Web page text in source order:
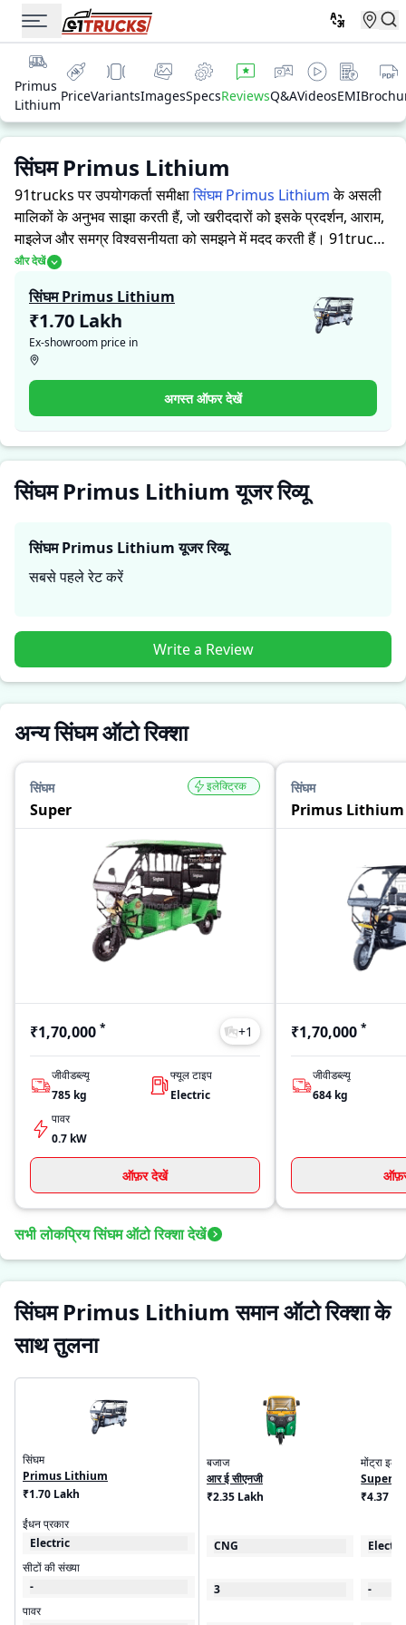
Primus
Lithium
PriceVariantsImagesSpecsReviewsQ&AVideosEMI
सिंघम Primus Lithium
91trucks पर उपयोगकर्ता समीक्षासिंघम Primus Lithium के असली
मालिकों के अनुभव साझा करती हैं, जो खरीददारों को इसके प्रदर्शन, आराम,
माइलेज और समग्र विश्वसनीयता को समझने में मदद करती हैं। 91trucks
खरीददारों और मालिकों को सूचित निर्णय लेने में सहायता करने के लिए
और कमजोरियों पर आधारित मूल्यांकन के साथ-साथ, इस प्लेटफ़ॉर्म पर एक
विशेष सेक्शन है जहाँ असली मालिक सिंघम Primus Lithium के साथ
अपने अनुभव साझा करते हैं। ये सीधे अनुभव प्रदर्शन, आराम, माइलेज और
विश्वसनीयता के बारे में व्यावहारिक जानकारी देते हैं, जिससे भविष्य के
खरीदार यह तय कर सकते हैं कि क्यासिंघम Primus Lithium
जरूरतों के लिए सही है।
और देखें
सिंघम Primus Lithium
₹1.70 Lakh
Ex-showroom price in
अगस्त ऑफर देखें
सिंघम Primus Lithium यूजर रिव्यू
सिंघम Primus Lithium यूजर रिव्यू
सबसे पहले रेट करें
Write a Review
अन्य सिंघम ऑटो रिक्शा
सिंघम
Super
इलेक्ट्रिक
₹1,70,000 * +1
जीवीडब्ल्यू
785 kg
फ्यूल टाइप
Electric
पावर
0.7 kW
ऑफ़र देखें
सिंघम
Primus Lithium
₹1,70,000 *
जीवीडब्ल्यू
684 kg
सभी लोकप्रिय सिंघम ऑटो रिक्शा देखें
सिंघम Primus Lithium समान ऑटो रिक्शा के
साथ तुलना
सिंघम
Primus Lithium
₹1.70 Lakh
ईंधन प्रकार
Electric
सीटों की संख्या
-
पावर
बजाज
आर ई सीएनजी
₹2.35 Lakh
CNG
3
मोंट्रा
Super
₹4.37 -
-